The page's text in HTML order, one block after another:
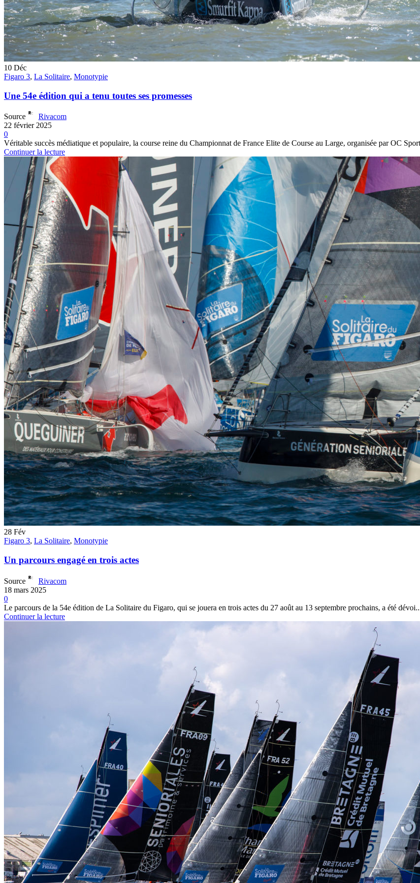
13
Mar
,Vitesse absolue
SP80 franchit la barre mythique
Source
SP80
13 mars 2025
0
28Fév
ARKEA ULTIM CHALLENGE,Classe
13 Fév
Class40, Classe Ultim 32/23, Course au
4 classes, 4 parcours, 4 duos
10 Déc
Figaro 3, La Solitaire, Monotypie
Une 54e édition qui a tenu toutes ses promesses
Source
Rivacom
22 février 2025
0
Véritable succès médiatique et populaire, la course reine du Championnat de France Elite de Course au Large, organisée par OC
Continuer la lecture
28 Fév
Figaro 3, La Solitaire, Monotypie
Un parcours engagé en trois actes
Source
Rivacom
18 mars 2025
0
Le parcours de la 54e édition de La Solitaire du Figaro, qui se jouera en trois actes du 27 août au 13 septembre prochains, a été
Continuer la lecture